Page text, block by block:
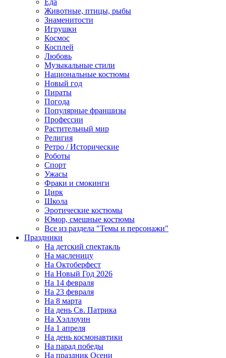
Еда
Животные, птицы, рыбы
Знаменитости
Игрушки
Космос
Косплей
Любовь
Музыкальные стили
Национальные костюмы
Новый год
Пираты
Погода
Популярные франшизы
Профессии
Растительный мир
Религия
Ретро / Исторические
Роботы
Спорт
Ужасы
Фраки и смокинги
Цирк
Школа
Эротические костюмы
Юмор, смешные костюмы
Все из раздела "Темы и персонажи"
Праздники
На детский спектакль
На масленицу
На Октоберфест
На Новый Год 2026
На 14 февраля
На 23 февраля
На 8 марта
На день Св. Патрика
На Хэллоуин
На 1 апреля
На день космонавтики
На парад победы
На праздник Осени